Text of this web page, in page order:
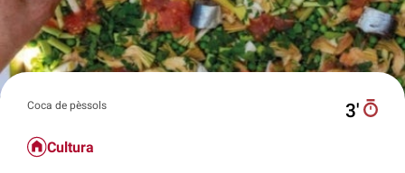
Coca de pèssols 3′
Cultura